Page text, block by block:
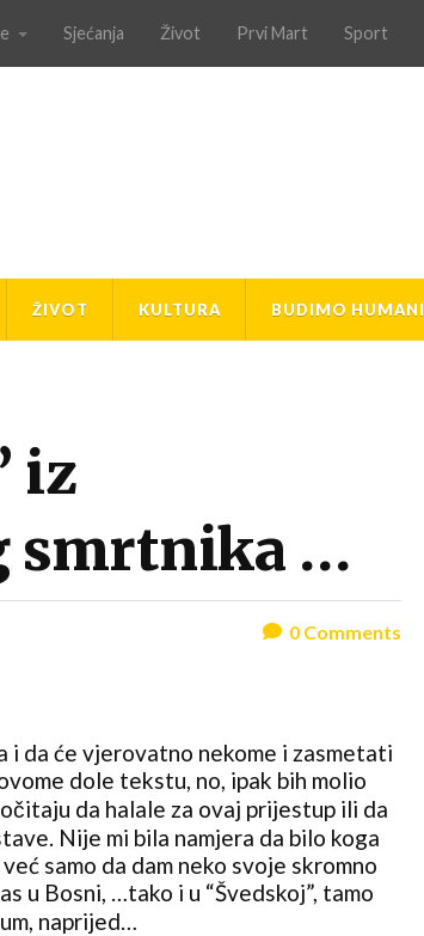
Sjećanja Život Prvi Mart Sport
ŽIVOT KULTURA BUDIMO HUMANI
iz
smrtnika …
0Comments
i da će vjerovatno nekome i zasmetati
dole tekstu, no, ipak bih molio
da halale za ovaj prijestup ili da
Nije mi bila namjera da bilo koga
samo da dam neko svoje skromno
u Bosni, …tako i u “Švedskoj”, tamo
naprijed…